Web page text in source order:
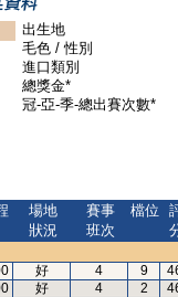
出生地
毛色 / 性別
進口類別
總獎金*
冠-亞-季-總出賽次數*
場地
狀況
賽事
班次
檔位
好 4 9
好 4 2